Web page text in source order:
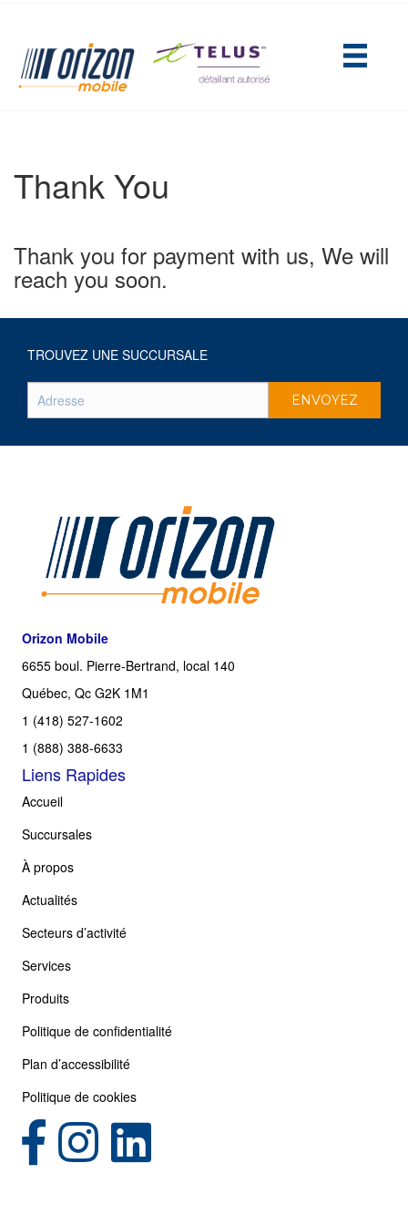
(opens in new tab)
Thank You
Thank you for payment with us, We will
reach you soon.
TROUVEZ UNE SUCCURSALE
Orizon Mobile
6655 boul. Pierre-Bertrand, local 140
Québec, Qc G2K 1M1
1 (418) 527-1602
1 (888) 388-6633
Liens Rapides
Accueil
Succursales
À propos
Actualités
Secteurs d’activité
Services
Produits
Politique de confidentialité
Plan d’accessibilité
Politique de cookies
(opens in new tab)
(opens in new tab)